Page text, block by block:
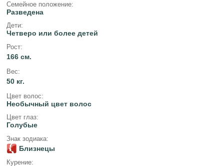
Семейное положение:
Разведена
Дети:
Четверо или более детей
Рост:
166 см.
Вес:
50 кг.
Цвет волос:
Необычный цвет волос
Цвет глаз:
Голубые
Знак зодиака:
Близнецы
Курение: